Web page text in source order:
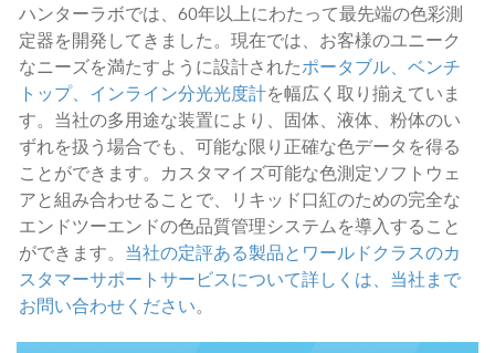
ハンターラボでは、60年以上にわたって最先端の色彩測
定器を開発してきました。現在では、お客様のユニーク
なニーズを満たすように設計されたポータブル、ベンチ
トップ、インライン分光光度計を幅広く取り揃えていま
す。当社の多用途な装置により、固体、液体、粉体のい
ずれを扱う場合でも、可能な限り正確な色データを得る
ことができます。カスタマイズ可能な色測定ソフトウェ
アと組み合わせることで、リキッド口紅のための完全な
エンドツーエンドの色品質管理システムを導入すること
ができます。 当社の定評ある製品とワールドクラスのカ
スタマーサポートサービスについて詳しくは、当社まで
お問い合わせください。